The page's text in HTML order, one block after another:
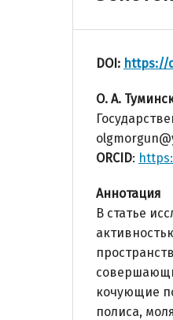
DOI: https://
О. А.
ORCID:
Аннотация
В статье
кочующие
полиса,